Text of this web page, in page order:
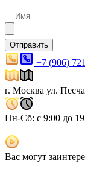
Отправить
+7 (906)
г. Москва ул.
Пн-Сб: с 9:00 до
Вас могут